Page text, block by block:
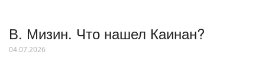
В. Мизин. Что нашел Каинан?
04.07.2026